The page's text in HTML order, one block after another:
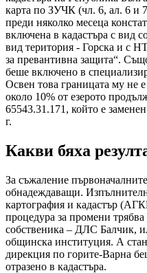
карта по ЗУЧК (чл. 6, ал. 6 и
преди няколко месеца
включена в кадастъра с вид
вид територия - Горска и с
за превантивна защита“.
беше включено в
Освен това границата му не
около 10% от езерото
65543.31.171, който е
г.
Какви бяха
За съжаление
обнадеждаващи.
картография и кадастър
процедура за промени
собственика – ДЛС Балчик,
общинска институция. А
дирекция по горите-Варна
отразено в кадастъра.